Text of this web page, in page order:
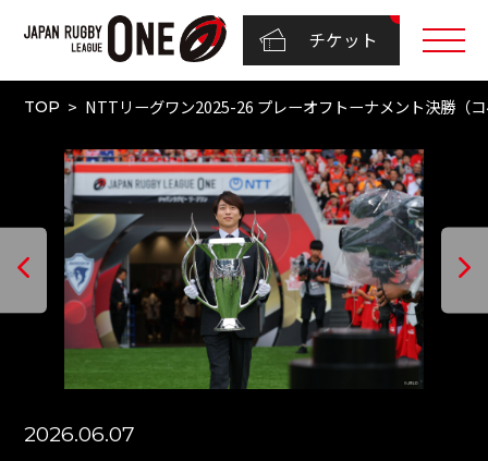
チケット
TOP NTTリーグワン2025-26 プレーオフトーナメント決勝（
2026.06.07